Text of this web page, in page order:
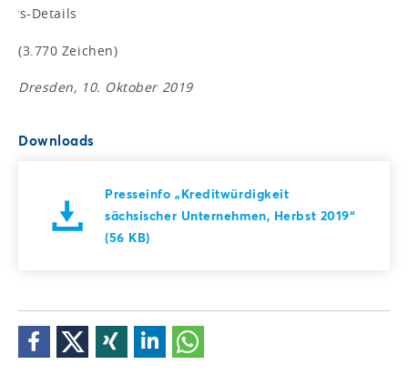
(3.770 Zeichen)
Dresden, 10. Oktober 2019
Downloads
Presseinfo „Kreditwürdigkeit
sächsischer Unternehmen, Herbst 2019“
(56 KB)